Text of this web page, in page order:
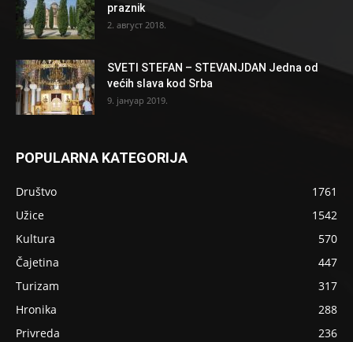
praznik
2. август 2018.
SVETI STEFAN – STEVANJDAN Jedna od
većih slava kod Srba
9. јануар 2019.
POPULARNA KATEGORIJA
Društvo
1761
Užice
1542
Kultura
570
Čajetina
447
Turizam
317
Hronika
288
Privreda
236